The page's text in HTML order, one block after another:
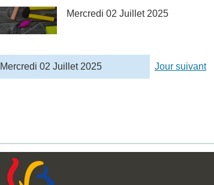
Mercredi 02 Juillet 2025
Mercredi 02 Juillet 2025 Jour suivant